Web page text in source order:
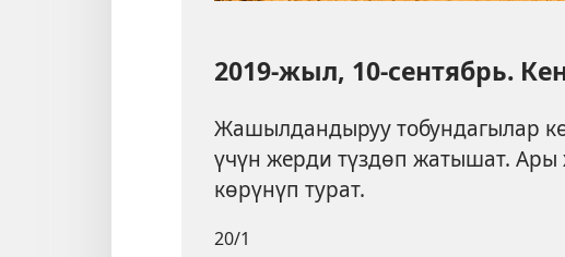
2019-жыл, 10-сентябрь.
Жашылдандыруу тобундагылар
үчүн жерди түздөп жатышат. Ары
көрүнүп турат.
20/1